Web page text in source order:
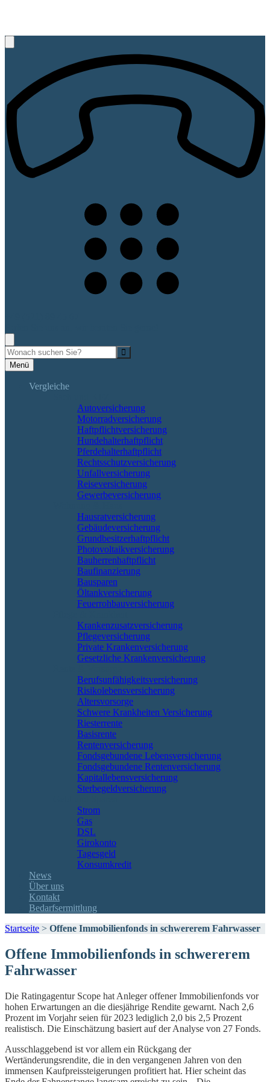
Menü
Vergleiche
Autoversicherung
Motorradversicherung
Haftpflichtversicherung
Hundehalterhaftpflicht
Pferdehalterhaftpflicht
Rechtsschutzversicherung
Unfallversicherung
Reiseversicherung
Gewerbeversicherung
Hausratversicherung
Gebäudeversicherung
Grundbesitzerhaftpflicht
Photovoltaikversicherung
Bauherrenhaftpflicht
Baufinanzierung
Bausparen
Öltankversicherung
Feuerrohbauversicherung
Krankenzusatzversicherung
Pflegeversicherung
Private Krankenversicherung
Gesetzliche Krankenversicherung
Berufs­unfähigkeitsversicherung
Risikolebensversicherung
Altersvorsorge
Schwere Krankheiten Versicherung
Riesterrente
Basisrente
Rentenversicherung
Fondsgebundene Lebensversicherung
Fondsgebundene Rentenversicherung
Kapitallebensversicherung
Sterbegeldversicherung
Strom
Gas
DSL
Girokonto
Tagesgeld
Konsumkredit
News
Über uns
Kontakt
Bedarfsermittlung
Startseite > Offene Immobilienfonds in schwererem Fahrwasser
Offene Immobilienfonds in schwererem
Fahrwasser
Die Ratingagentur Scope hat Anleger offener Immobilienfonds vor
hohen Erwartungen an die diesjährige Rendite gewarnt. Nach 2,6
Prozent im Vorjahr seien für 2023 lediglich 2,0 bis 2,5 Prozent
realistisch. Die Einschätzung basiert auf der Analyse von 27 Fonds.
Ausschlaggebend ist vor allem ein Rückgang der
Wertänderungsrendite, die in den vergangenen Jahren von den
immensen Kaufpreissteigerungen profitiert hat. Hier scheint das